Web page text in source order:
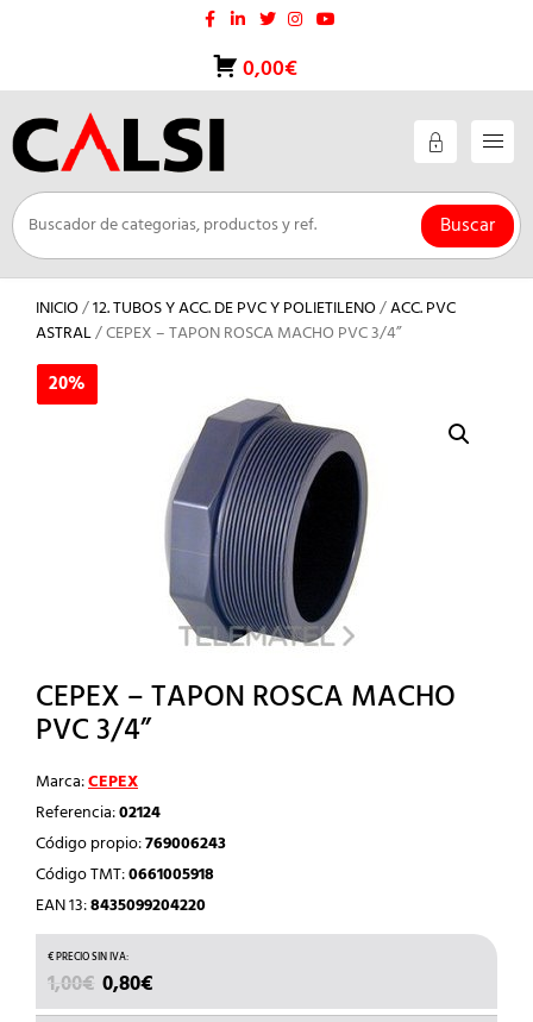
0,00€
Buscar
INICIO/12. TUBOS Y ACC. DE PVC Y POLIETILENO/ACC. PVC
ASTRAL/ CEPEX – TAPON ROSCA MACHO PVC 3/4”
20%
CEPEX – TAPON ROSCA MACHO
PVC 3/4”
Marca:CEPEX
Referencia:02124
Código propio:769006243
Código TMT:0661005918
EAN 13:8435099204220
1,00€ EL
PRECIO
0,80€
PRECIO
20%